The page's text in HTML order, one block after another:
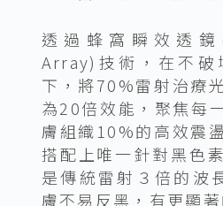
透過蜂窩瞬效透鏡
Array)技術，在不破
下，將70%雷射治療
為20倍效能，聚焦每
膚組織10%的高效震
搭配上唯一針對黑色
是傳統雷射３倍的波
膚不易反黑，有更顯